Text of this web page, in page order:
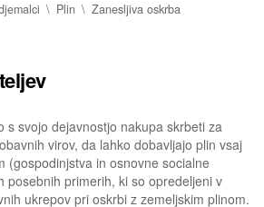
Plin
Zanesljiva oskrba
s svojo dejavnostjo nakupa skrbeti za
virov, da lahko dobavljajo plin vsaj
(gospodinjstva in osnovne socialne
posebnih primerih, ki so opredeljeni v
ukrepov pri oskrbi z zemeljskim plinom.